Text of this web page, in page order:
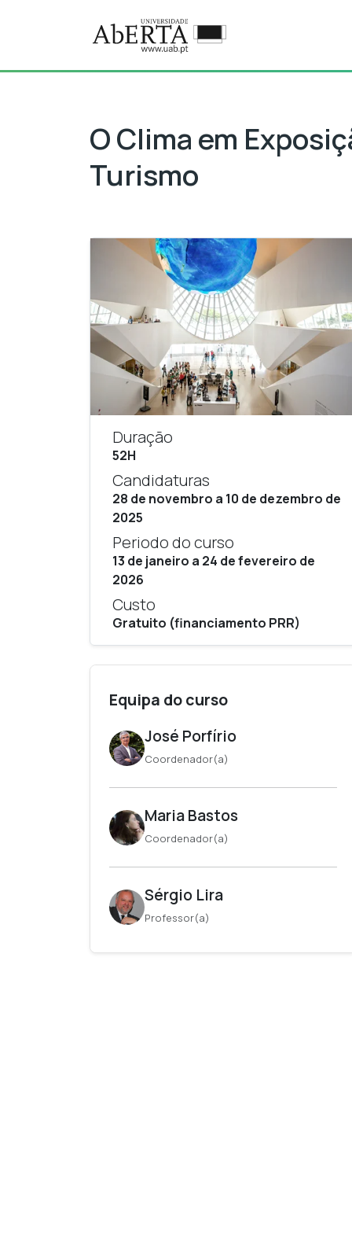
Ir para o conteúdo principal
O Clima em
Turismo
Duração
52H
Candidaturas
28 de novembro a 10 de dezembro de
2025
Periodo do curso
13 de janeiro a 24 de fevereiro de
2026
Custo
Gratuito (financiamento PRR)
Equipa do curso
José Porfírio
Coordenador(a)
Maria Bastos
Coordenador(a)
Sérgio Lira
Professor(a)